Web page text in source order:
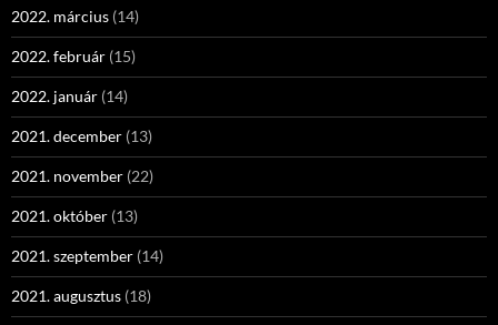
2022. március (14)
2022. február (15)
2022. január (14)
2021. december (13)
2021. november (22)
2021. október (13)
2021. szeptember (14)
2021. augusztus (18)